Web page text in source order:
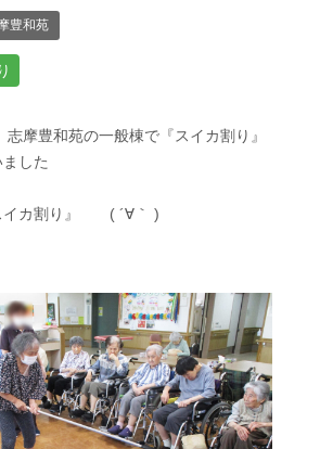
豊和苑
摩豊和苑の一般棟で『スイカ割り』
した
イカ割り』 ( ´∀｀ )